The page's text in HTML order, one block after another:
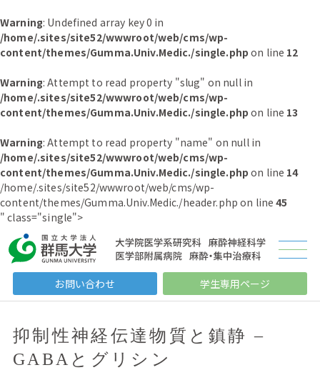
Warning: Undefined array key 0 in
/home/.sites/site52/wwwroot/web/cms/wp-
content/themes/Gumma.Univ.Medic./single.php on line 12
Warning: Attempt to read property "slug" on null in
/home/.sites/site52/wwwroot/web/cms/wp-
content/themes/Gumma.Univ.Medic./single.php on line 13
Warning: Attempt to read property "name" on null in
/home/.sites/site52/wwwroot/web/cms/wp-
content/themes/Gumma.Univ.Medic./single.php on line 14
/home/.sites/site52/wwwroot/web/cms/wp-
content/themes/Gumma.Univ.Medic./header.php on line45
" class="single">
お問い合わせ 学生専用ページ
抑制性神経伝達物質と鎮静 –
GABAとグリシン